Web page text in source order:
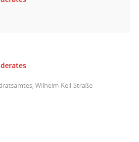
Wilhelm-Keil-Straße